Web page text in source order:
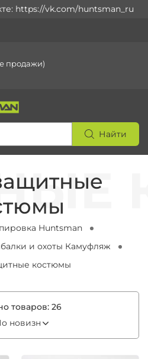
vk.com/huntsman_ru
продажи)
Найти
Huntsman
и охоты Камуфляж
костюмы
товаров: 26